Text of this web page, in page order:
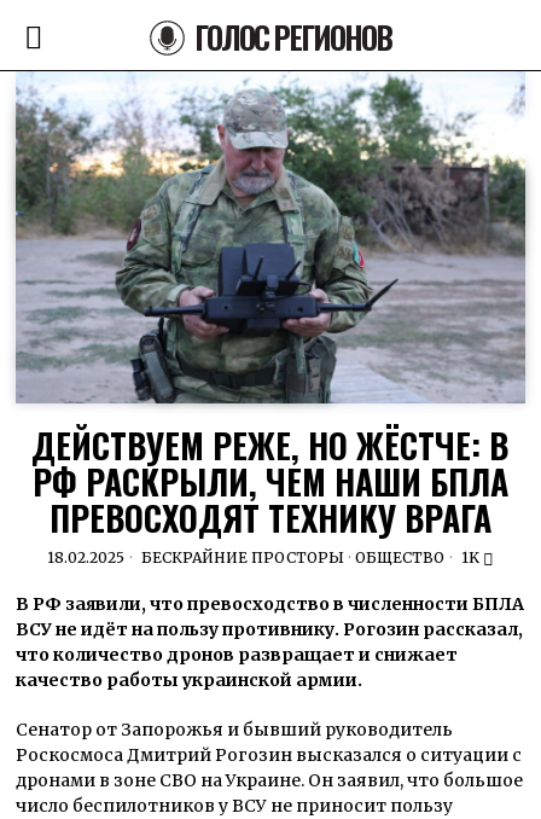
ГОЛОС РЕГИОНОВ
ДЕЙСТВУЕМ РЕЖЕ, НО ЖЁСТЧЕ: В
РФ РАСКРЫЛИ, ЧЕМ НАШИ БПЛА
ПРЕВОСХОДЯТ ТЕХНИКУ ВРАГА
18.02.2025 БЕСКРАЙНИЕ ПРОСТОРЫ · ОБЩЕСТВО 1K
В РФ заявили, что превосходство в численности БПЛА
ВСУ не идёт на пользу противнику. Рогозин рассказал,
что количество дронов развращает и снижает
качество работы украинской армии.
Сенатор от Запорожья и бывший руководитель
Роскосмоса Дмитрий Рогозин высказался о ситуации с
дронами в зоне СВО на Украине. Он заявил, что большое
число беспилотников у ВСУ не приносит пользу